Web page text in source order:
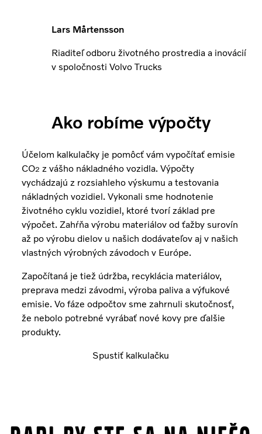
Lars Mårtensson
Riaditeľ odboru životného prostredia a inovácií
v spoločnosti Volvo Trucks
Ako robíme výpočty
Účelom kalkulačky je pomôcť vám vypočítať emisie
CO2 z vášho nákladného vozidla. Výpočty
vychádzajú z rozsiahleho výskumu a testovania
nákladných vozidiel. Vykonali sme hodnotenie
životného cyklu vozidiel, ktoré tvorí základ pre
výpočet. Zahŕňa výrobu materiálov od ťažby surovín
až po výrobu dielov u našich dodávateľov aj v našich
vlastných výrobných závodoch v Európe.
Započítaná je tiež údržba, recyklácia materiálov,
preprava medzi závodmi, výroba paliva a výfukové
emisie. Vo fáze odpočtov sme zahrnuli skutočnosť,
že nebolo potrebné vyrábať nové kovy pre ďalšie
produkty.
Spustiť kalkulačku